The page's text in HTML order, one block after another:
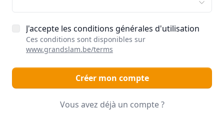
J'accepte les conditions générales d'utilisation
Ces conditions sont disponibles sur
www.grandslam.be/terms
Créer mon compte
Vous avez déjà un compte ?